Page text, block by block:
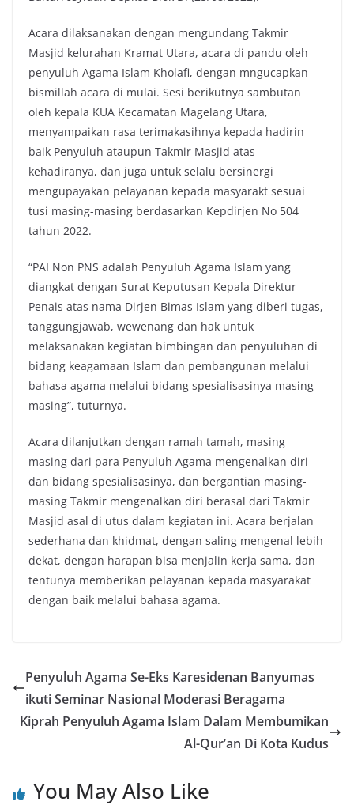
Acara dilaksanakan dengan mengundang Takmir
Masjid kelurahan Kramat Utara, acara di pandu oleh
penyuluh Agama Islam Kholafi, dengan mngucapkan
bismillah acara di mulai. Sesi berikutnya sambutan
oleh kepala KUA Kecamatan Magelang Utara,
menyampaikan rasa terimakasihnya kepada hadirin
baik Penyuluh ataupun Takmir Masjid atas
kehadiranya, dan juga untuk selalu bersinergi
mengupayakan pelayanan kepada masyarakt sesuai
tusi masing-masing berdasarkan Kepdirjen No 504
tahun 2022.
“PAI Non PNS adalah Penyuluh Agama Islam yang
diangkat dengan Surat Keputusan Kepala Direktur
Penais atas nama Dirjen Bimas Islam yang diberi tugas,
tanggungjawab, wewenang dan hak untuk
melaksanakan kegiatan bimbingan dan penyuluhan di
bidang keagamaan Islam dan pembangunan melalui
bahasa agama melalui bidang spesialisasinya masing
masing”, tuturnya.
Acara dilanjutkan dengan ramah tamah, masing
masing dari para Penyuluh Agama mengenalkan diri
dan bidang spesialisasinya, dan bergantian masing-
masing Takmir mengenalkan diri berasal dari Takmir
Masjid asal di utus dalam kegiatan ini. Acara berjalan
sederhana dan khidmat, dengan saling mengenal lebih
dekat, dengan harapan bisa menjalin kerja sama, dan
tentunya memberikan pelayanan kepada masyarakat
dengan baik melalui bahasa agama.
Penyuluh Agama Se-Eks Karesidenan Banyumas
ikuti Seminar Nasional Moderasi Beragama
Kiprah Penyuluh Agama Islam Dalam Membumikan
Al-Qur’an Di Kota Kudus
You May Also Like